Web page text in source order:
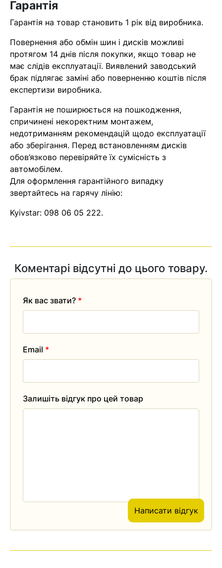
знайдена.
Гарантія
Гарантія на товар становить 1 рік від виробника.
Повернення або обмін шин і дисків можливі
протягом 14 днів після покупки, якщо товар не
має слідів експлуатації. Виявлений заводський
брак підлягає заміні або поверненню коштів після
експертизи виробника.
Гарантія не поширюється на пошкодження,
спричинені некоректним монтажем,
недотриманням рекомендацій щодо експлуатації
або зберігання. Перед встановленням дисків
обов’язково перевіряйте їх сумісність з
автомобілем.
Для оформлення гарантійного випадку
звертайтесь на гарячу лінію:
Kyivstar: 098 06 05 222.
Коментарі відсутні до цього товару.
Залишіть відгук про цей товар
Як вас звати? *
Email *
Написати відгук